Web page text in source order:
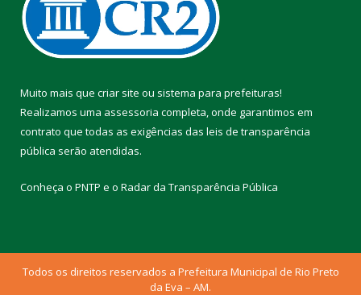
Muito mais que criar site ou sistema para prefeituras!
Realizamos uma assessoria completa, onde garantimos em
contrato que todas as exigências das leis de transparência
pública serão atendidas.
Conheça o PNTP e o Radar da Transparência Pública
Todos os direitos reservados a Prefeitura Municipal de Rio Preto
da Eva – AM.